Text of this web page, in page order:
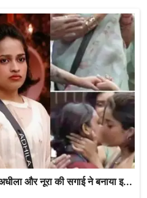
और नूरा की सगाई ने बनाया इ...